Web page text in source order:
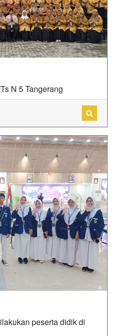
N 5 Tangerang
peserta didik di